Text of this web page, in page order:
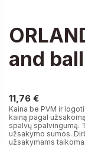
and
11,76 €
Kaina be PVM ir
kainą pagal
spalvų spalvingumą.
užsakymo sumos.
užsakymams